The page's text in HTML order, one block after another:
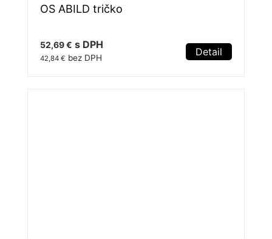
OS ABILD tričko
52,69 € s DPH
42,84 € bez DPH Detail